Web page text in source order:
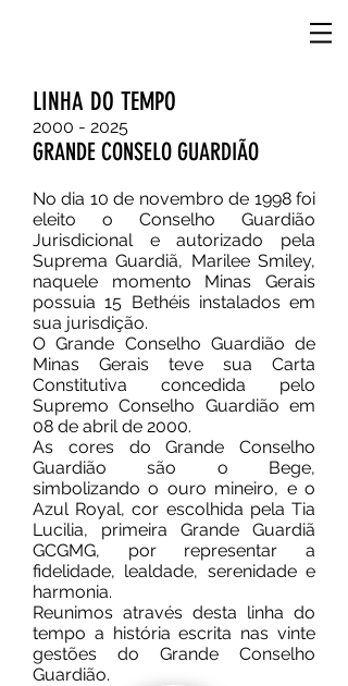
LINHA DO TEMPO
2000 - 2025
GRANDE CONSELO GUARDIÃO
No dia 10 de novembro de 1998 foi
eleito o Conselho Guardião
Jurisdicional e autorizado pela
Suprema Guardiã, Marilee Smiley,
naquele momento Minas Gerais
possuia 15 Bethéis instalados em
sua jurisdição.
O Grande Conselho Guardião de
Minas Gerais teve sua Carta
Constitutiva concedida pelo
Supremo Conselho Guardião em
08 de abril de 2000.
As cores do Grande Conselho
Guardião são o Bege,
simbolizando o ouro mineiro, e o
Azul Royal, cor escolhida pela Tia
Lucilia, primeira Grande Guardiã
GCGMG, por representar a
fidelidade, lealdade, serenidade e
harmonia.
Reunimos através desta linha do
tempo a história escrita nas vinte
gestões do Grande Conselho
Guardião.